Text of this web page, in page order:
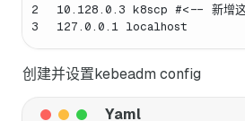
2
3
10.128.0.3 k8scp #<-- 新增这
127.0.0.1 localhost
创建并设置kebeadm config